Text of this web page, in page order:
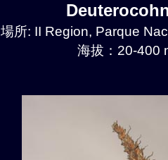
場所: II Region, Parque
海拔：20-400